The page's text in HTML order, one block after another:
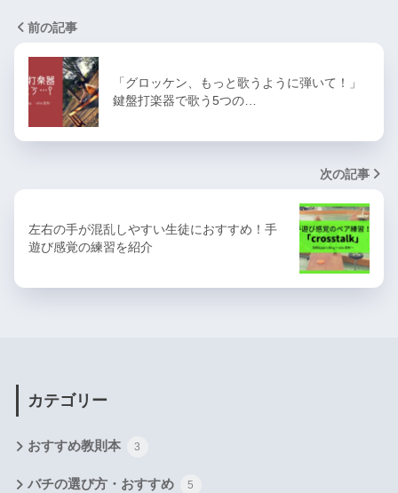
前の記事
「グロッケン、もっと歌うように弾いて！」
鍵盤打楽器で歌う5つの…
次の記事
左右の手が混乱しやすい生徒におすすめ！手
遊び感覚の練習を紹介
カテゴリー
おすすめ教則本 3
バチの選び方・おすすめ 5